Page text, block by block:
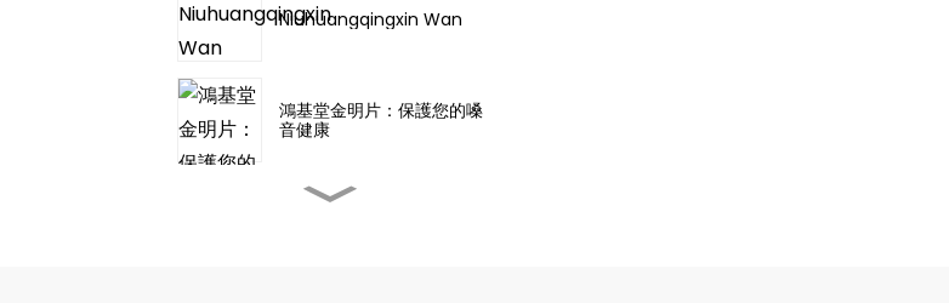
Niuhuangqingxin Wan
鴻基堂金明片：保護您的嗓
音健康